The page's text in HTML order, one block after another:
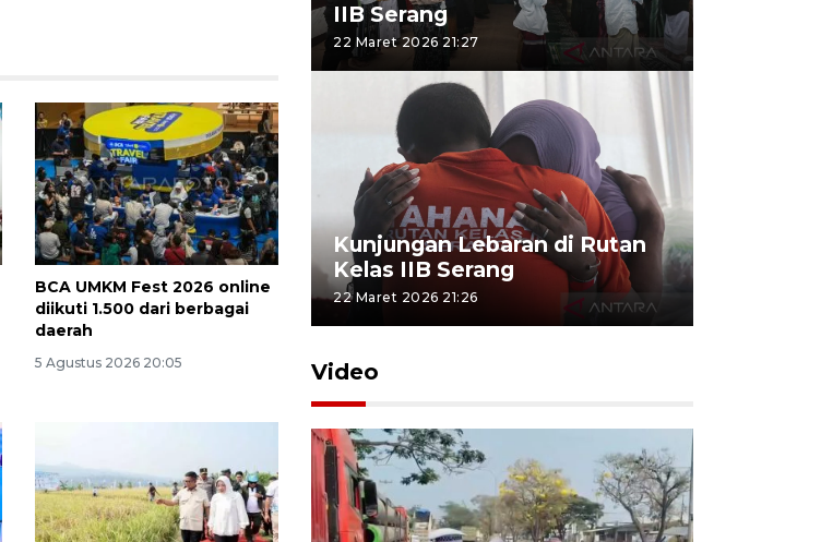
BCA UMKM Fest 2026 online
diikuti 1.500 dari berbagai
daerah
5 Agustus 2026 20:05
IIB Serang
22 Maret 2026 21:27
Kunjungan Lebaran di Rutan
Kelas IIB Serang
22 Maret 2026 21:26
Video